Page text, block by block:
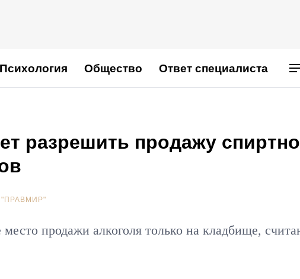
Психология Общество Ответ специалиста
разрешить продажу
продажи алкоголя только на кладбище,